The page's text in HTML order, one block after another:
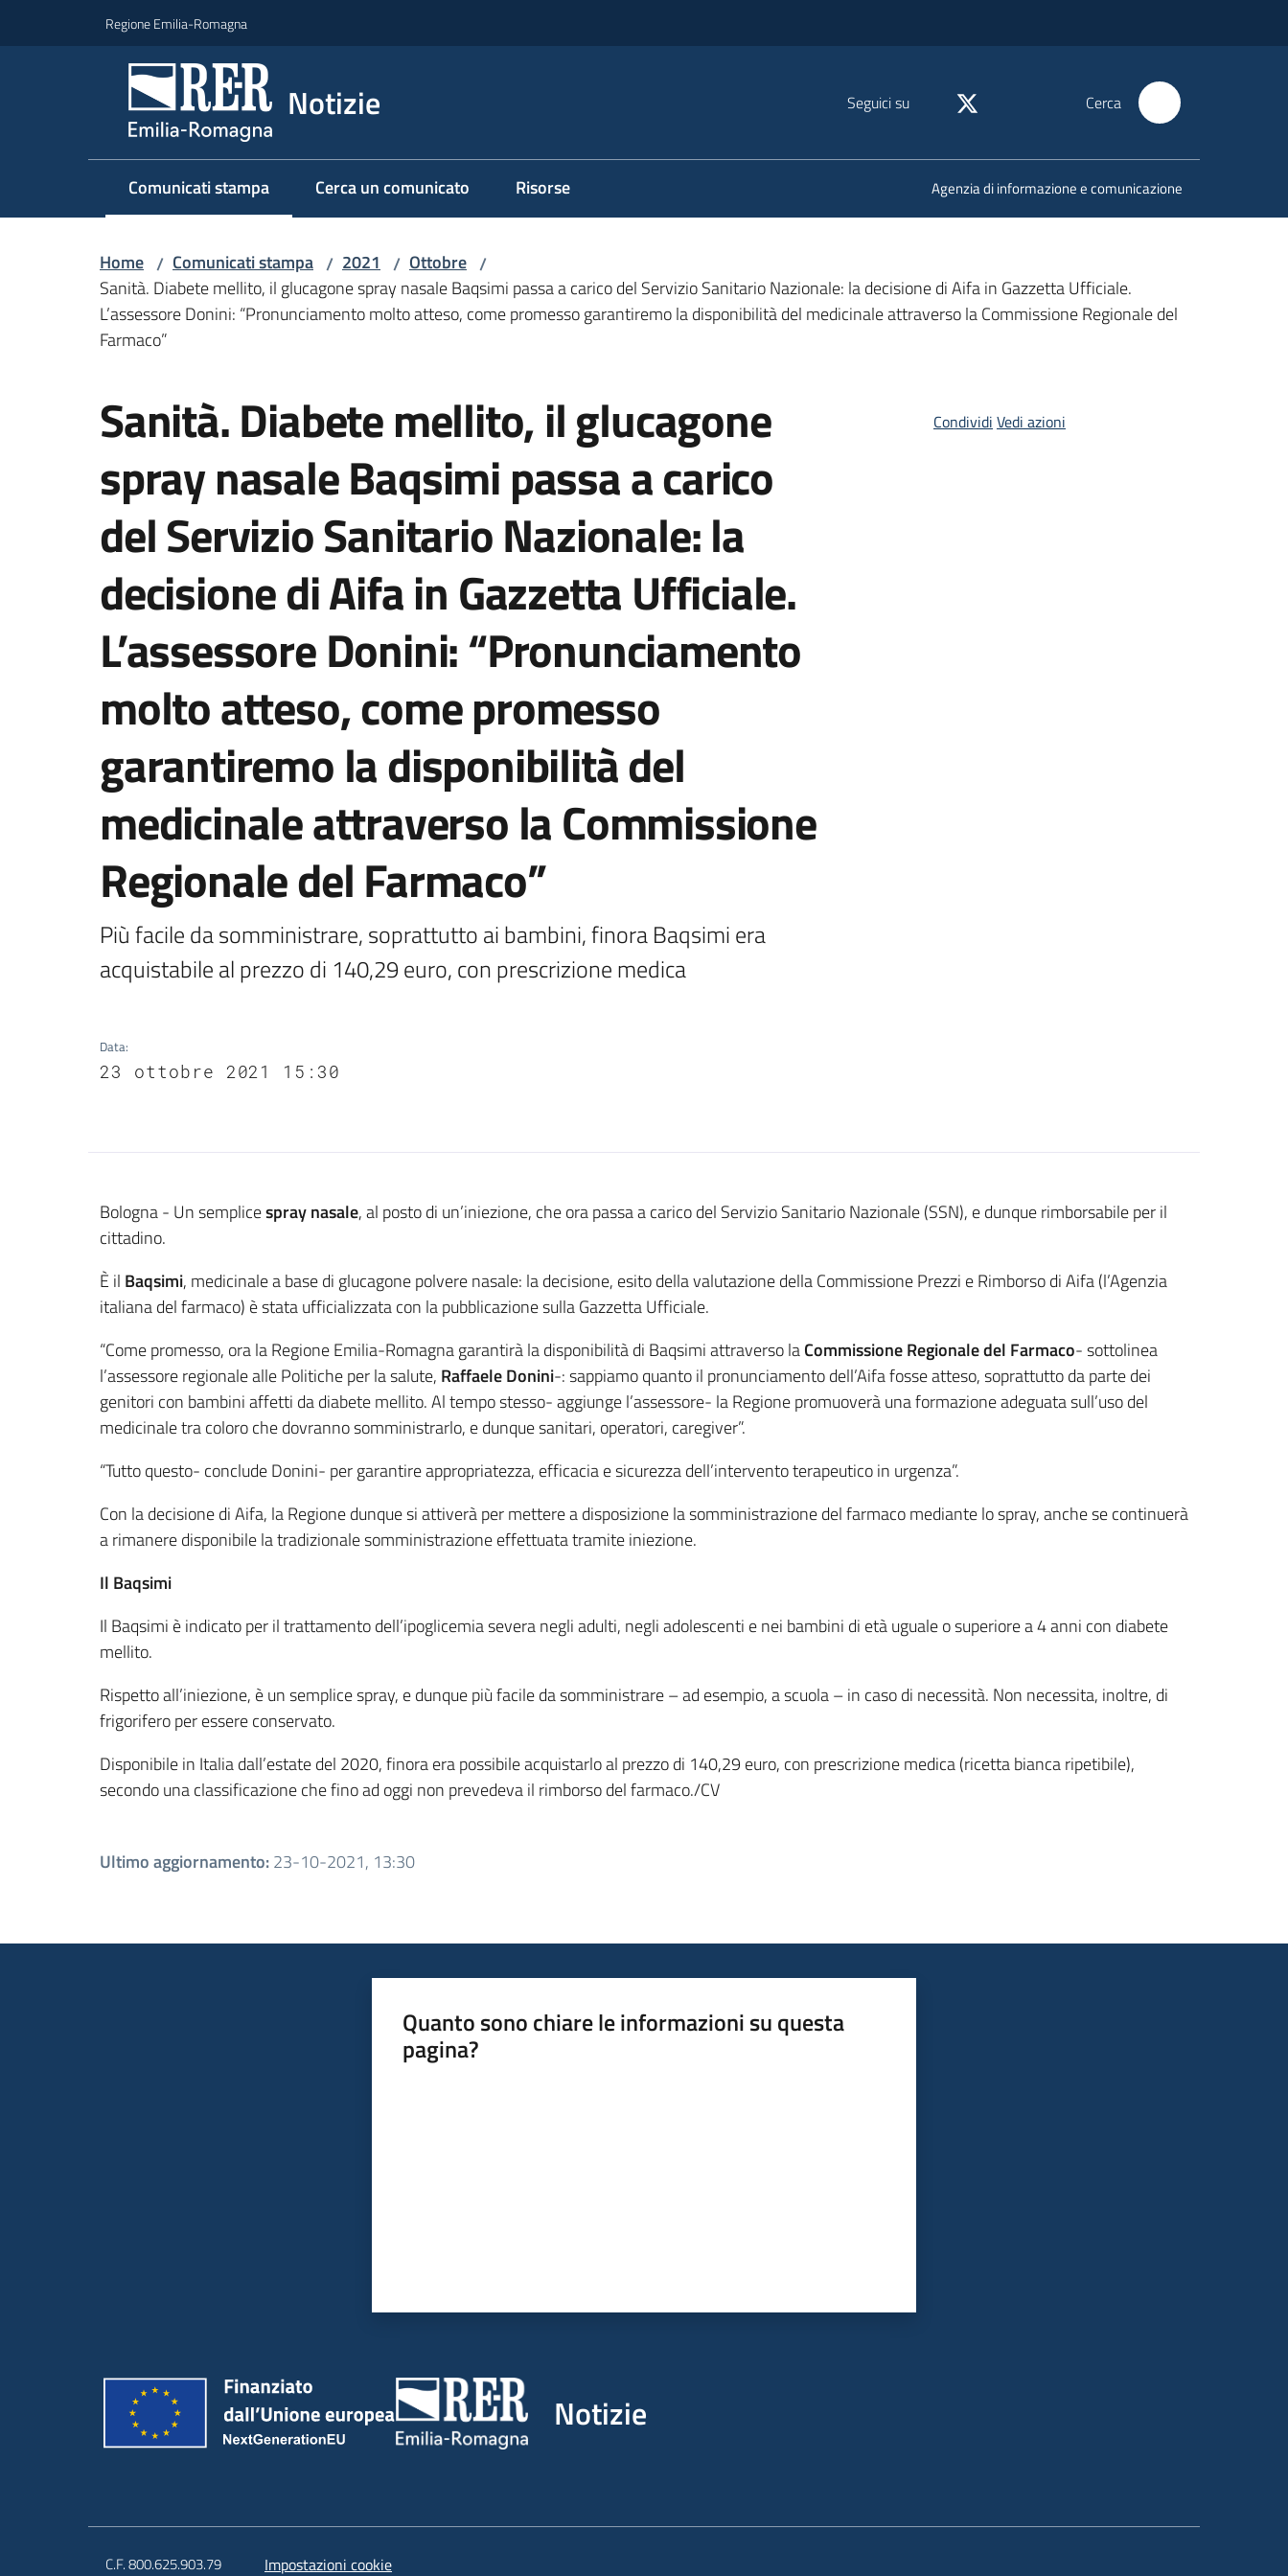
Regione Emilia-Romagna
Notizie Seguici su Cerca
Comunicati stampa
Menu selezionato Cerca un comunicato Risorse Agenzia di informazione e comunicazione
Home / Comunicati stampa / 2021 / Ottobre /
Sanità. Diabete mellito, il glucagone spray nasale Baqsimi passa a carico del Servizio Sanitario Nazionale: la decisione di Aifa in Gazzetta Ufficiale.
L’assessore Donini: “Pronunciamento molto atteso, come promesso garantiremo la disponibilità del medicinale attraverso la Commissione Regionale del
Farmaco”
Salta al contenuto
Sanità. Diabete mellito, il glucagone
spray nasale Baqsimi passa a carico
del Servizio Sanitario Nazionale: la
decisione di Aifa in Gazzetta Ufficiale.
L’assessore Donini: “Pronunciamento
molto atteso, come promesso
garantiremo la disponibilità del
medicinale attraverso la Commissione
Regionale del Farmaco”
Più facile da somministrare, soprattutto ai bambini, finora Baqsimi era
acquistabile al prezzo di 140,29 euro, con prescrizione medica
Data:
23 ottobre 2021 15:30
Condividi Vedi azioni
Contenuto
Bologna - Un semplicespray nasale, al posto di un’iniezione, che ora passa a carico del Servizio Sanitario Nazionale (SSN), e dunque rimborsabile per il
cittadino.
È il Baqsimi, medicinale a base di glucagone polvere nasale: la decisione, esito della valutazione della Commissione Prezzi e Rimborso di Aifa (l’Agenzia
italiana del farmaco) è stata ufficializzata con la pubblicazione sulla Gazzetta Ufficiale.
“Come promesso, ora la Regione Emilia-Romagna garantirà la disponibilità di Baqsimi attraverso laCommissione Regionale del Farmaco- sottolinea
l’assessore regionale alle Politiche per la salute, Raffaele Donini-: sappiamo quanto il pronunciamento dell’Aifa fosse atteso, soprattutto da parte dei
genitori con bambini affetti da diabete mellito. Al tempo stesso- aggiunge l’assessore- la Regione promuoverà una formazione adeguata sull’uso del
medicinale tra coloro che dovranno somministrarlo, e dunque sanitari, operatori, caregiver”.
“Tutto questo- conclude Donini- per garantire appropriatezza, efficacia e sicurezza dell’intervento terapeutico in urgenza”.
Con la decisione di Aifa, la Regione dunque si attiverà per mettere a disposizione la somministrazione del farmaco mediante lo spray, anche se continuerà
a rimanere disponibile la tradizionale somministrazione effettuata tramite iniezione.
Il Baqsimi
Il Baqsimi è indicato per il trattamento dell’ipoglicemia severa negli adulti, negli adolescenti e nei bambini di età uguale o superiore a 4 anni con diabete
mellito.
Rispetto all’iniezione, è un semplice spray, e dunque più facile da somministrare – ad esempio, a scuola – in caso di necessità. Non necessita, inoltre, di
frigorifero per essere conservato.
Disponibile in Italia dall’estate del 2020, finora era possibile acquistarlo al prezzo di 140,29 euro, con prescrizione medica (ricetta bianca ripetibile),
secondo una classificazione che fino ad oggi non prevedeva il rimborso del farmaco./CV
Ultimo aggiornamento:23-10-2021, 13:30
Quanto sono chiare le informazioni su questa
pagina?
Notizie
C.F. 800.625.903.79 Impostazioni cookie